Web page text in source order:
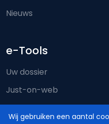
Wij gebruiken een aantal
Nieuws
e-Tools
Uw dossier
Just-on-web
e-Deposit